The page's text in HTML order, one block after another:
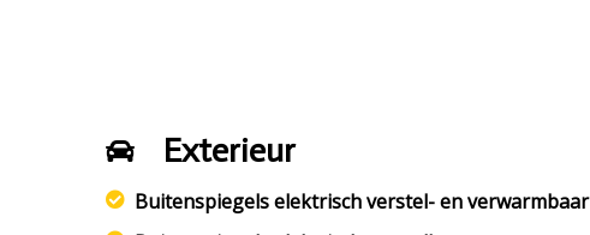
Exterieur
Buitenspiegels elektrisch verstel- en verwarmbaar